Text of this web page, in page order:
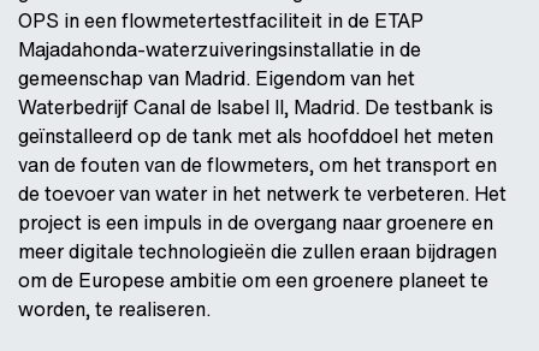
OPS in een flowmetertestfaciliteit in de ETAP
Majadahonda-waterzuiveringsinstallatie in de
gemeenschap van Madrid. Eigendom van het
Waterbedrijf Canal de Isabel II, Madrid. De testbank is
geïnstalleerd op de tank met als hoofddoel het meten
van de fouten van de flowmeters, om het transport en
de toevoer van water in het netwerk te verbeteren. Het
project is een impuls in de overgang naar groenere en
meer digitale technologieën die zullen eraan bijdragen
om de Europese ambitie om een groenere planeet te
worden, te realiseren.